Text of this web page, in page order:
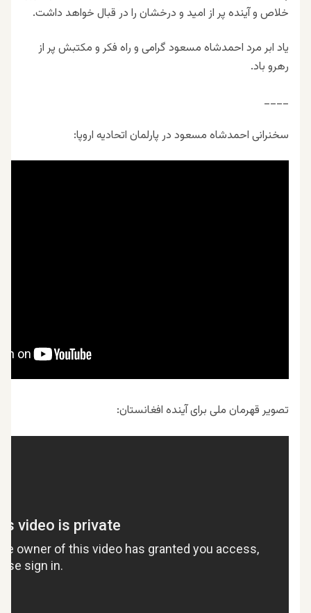
خلاص و آینده پر از امید و درخشان را در قبال خواهد داشت.
یاد ابر مرد احمدشاه مسعود گرامی و راه فکر و مکتبش پر از
رهرو باد.
____
سخنرانی احمدشاه مسعود در پارلمان اتحادیه اروپا:
تصویر قهرمان ملی برای آینده افغانستان: